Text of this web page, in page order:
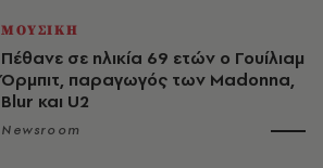
ΜΟΥΣΙΚΗ
Πέθανε σε ηλικία 69 ετών ο Γουίλιαμ
Όρμπιτ, παραγωγός των Madonna,
Blur και U2
Newsroom